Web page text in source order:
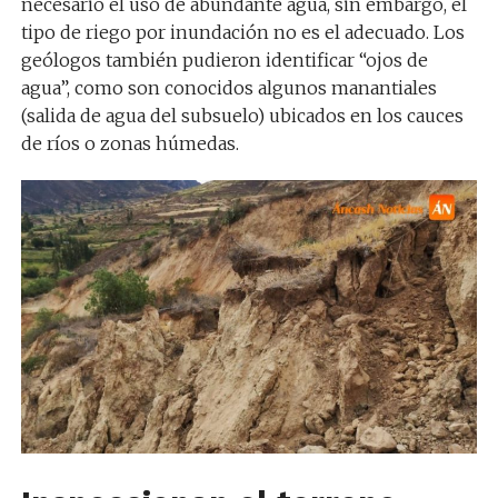
tipo de riego por inundación no es el adecuado. Los
geólogos también pudieron identificar “ojos de
agua”, como son conocidos algunos manantiales
(salida de agua del subsuelo) ubicados en los cauces
de ríos o zonas húmedas.